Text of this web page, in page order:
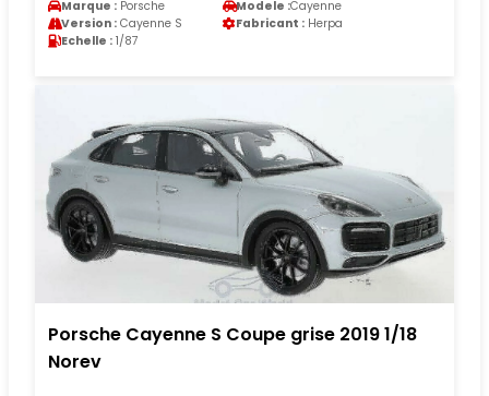
Marque : Porsche Modele :Cayenne
Version : Cayenne S Fabricant : Herpa
Echelle : 1/87
Porsche Cayenne S Coupe grise 2019 1/18
Norev